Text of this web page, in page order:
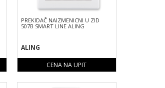
PREKIDAČ NAIZMENICNI U ZID
507B SMART LINE ALING
ALING
CENA NA UPIT